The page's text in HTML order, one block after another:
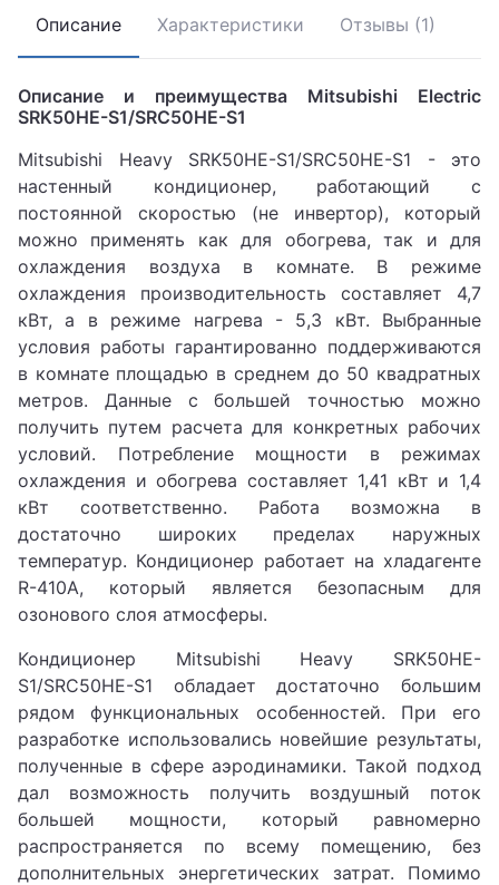
Описание Характеристики Отзывы (1)
Описание и преимущества Mitsubishi Electric
SRK50HE-S1/SRС50HE-S1
Mitsubishi Heavy SRK50HE-S1/SRС50HE-S1 - это
настенный кондиционер, работающий с
постоянной скоростью (не инвертор), который
можно применять как для обогрева, так и для
охлаждения воздуха в комнате. В режиме
охлаждения производительность составляет 4,7
кВт, а в режиме нагрева - 5,3 кВт. Выбранные
условия работы гарантированно поддерживаются
в комнате площадью в среднем до 50 квадратных
метров. Данные с большей точностью можно
получить путем расчета для конкретных рабочих
условий. Потребление мощности в режимах
охлаждения и обогрева составляет 1,41 кВт и 1,4
кВт соответственно. Работа возможна в
достаточно широких пределах наружных
температур. Кондиционер работает на хладагенте
R-410A, который является безопасным для
озонового слоя атмосферы.
Кондиционер Mitsubishi Heavy SRK50HE-
S1/SRС50HE-S1 обладает достаточно большим
рядом функциональных особенностей. При его
разработке использовались новейшие результаты,
полученные в сфере аэродинамики. Такой подход
дал возможность получить воздушный поток
большей мощности, который равномерно
распространяется по всему помещению, без
дополнительных энергетических затрат. Помимо